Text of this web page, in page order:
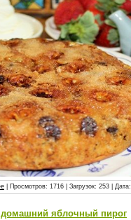
| Просмотров: 1716 | Загрузок: 253 | Дата:
домашний яблочный пирог